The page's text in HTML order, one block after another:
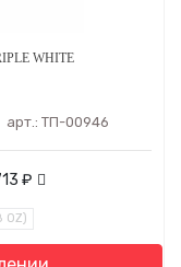
WHITE
арт.: ТП-00946
₽
OZ)